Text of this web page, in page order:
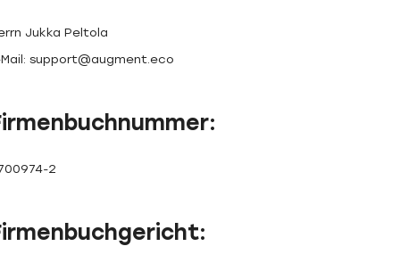
Jukka Peltola
Mail: support@augment.eco
2